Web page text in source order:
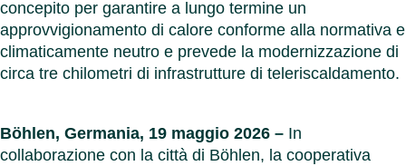
concepito per garantire a lungo termine un
approvvigionamento di calore conforme alla normativa e
climaticamente neutro e prevede la modernizzazione di
circa tre chilometri di infrastrutture di teleriscaldamento.
Böhlen, Germania, 19 maggio 2026 – In
collaborazione con la città di Böhlen, la cooperativa